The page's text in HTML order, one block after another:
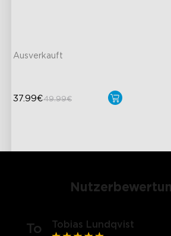
Ausverkauft
37.99€49.99€
To Tobias Lundqvist